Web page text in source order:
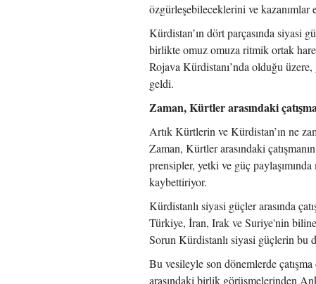
özgürleşebileceklerini ve
Kürdistan’ın dört parçasında siyasi
birlikte omuz omuza ritmik ortak
Rojava Kürdistanı’nda olduğu
geldi.
Zaman, Kürtler arasındaki
Artık Kürtlerin ve Kürdistan’ın ne
Zaman, Kürtler arasındaki
prensipler, yetki ve güç
kaybettiriyor.
Kürdistanlı siyasi güçler arasında
Türkiye, İran, Irak ve Suriye'nin
Sorun Kürdistanlı siyasi güçlerin bu
Bu vesileyle son dönemlerde
arasındaki birlik görüşmelerinden